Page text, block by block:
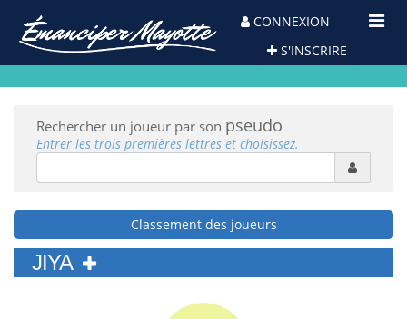
CONNEXION
S'INSCRIRE
Rechercher un joueur par son pseudo
Entrer les trois premières lettres et choisissez.
Classement des joueurs
JIYA